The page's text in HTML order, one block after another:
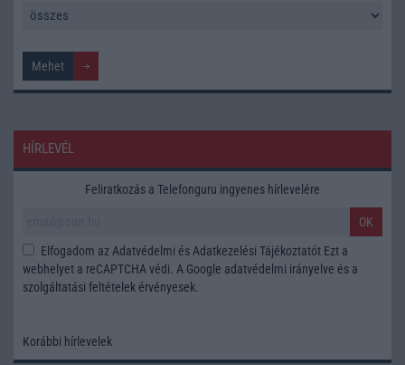
HÍRLEVÉL
Feliratkozás a Telefonguru ingyenes hírlevelére
OK
Elfogadom az Adatvédelmi és Adatkezelési Tájékoztatót Ezt a
webhelyet a reCAPTCHA védi. A Google adatvédelmi irányelve és a
szolgáltatási feltételek érvényesek.
Korábbi hírlevelek